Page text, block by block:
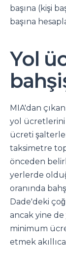
başına (kişi
başına
Yol
MIA'dan
yol ücretlerini
ücreti
taksimetre
önceden
yerlerde
oranında
Dade'deki
ancak yine de
minimum
etmek